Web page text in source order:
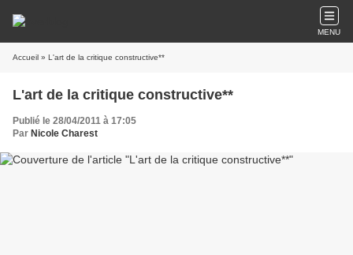
MENU
Accueil » L'art de la critique constructive**
L'art de la critique constructive**
Publié le 28/04/2011 à 17:05
Par Nicole Charest